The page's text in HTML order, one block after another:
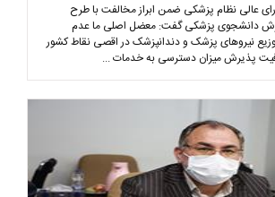
عالی نظام پزشکی ضمن ابراز مخالفت با طرح
دانشجوی پزشکی گفت: معضل اصلی ما عدم
نیروهای پزشک و دندانپزشک در اقصی نقاط کشور
پذیرش میزان دسترسی به خدمات ...